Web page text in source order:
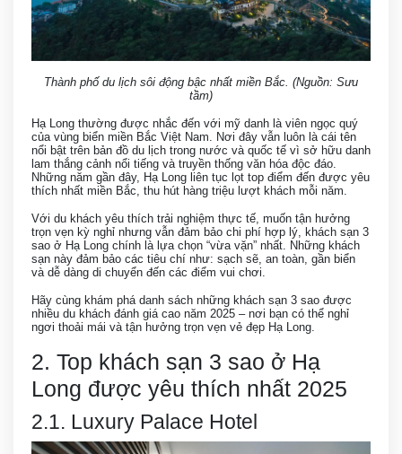
Thành phố du lịch sôi động bậc nhất miền Bắc. (Nguồn: Sưu
tầm)
Hạ Long thường được nhắc đến với mỹ danh là viên ngọc quý
của vùng biển miền Bắc Việt Nam. Nơi đây vẫn luôn là cái tên
nổi bật trên bản đồ du lịch trong nước và quốc tế vì sở hữu danh
lam thắng cảnh nổi tiếng và truyền thống văn hóa độc đáo.
Những năm gần đây, Hạ Long liên tục lọt top điểm đến được yêu
thích nhất miền Bắc, thu hút hàng triệu lượt khách mỗi năm.
Với du khách yêu thích trải nghiệm thực tế, muốn tận hưởng
trọn vẹn kỳ nghỉ nhưng vẫn đảm bảo chi phí hợp lý, khách sạn 3
sao ở Hạ Long chính là lựa chọn “vừa vặn” nhất. Những khách
sạn này đảm bảo các tiêu chí như: sạch sẽ, an toàn, gần biển
và dễ dàng di chuyển đến các điểm vui chơi.
Hãy cùng khám phá danh sách những khách sạn 3 sao được
nhiều du khách đánh giá cao năm 2025 – nơi bạn có thể nghỉ
ngơi thoải mái và tận hưởng trọn vẹn vẻ đẹp Hạ Long.
2. Top khách sạn 3 sao ở Hạ
Long được yêu thích nhất 2025
2.1. Luxury Palace Hotel